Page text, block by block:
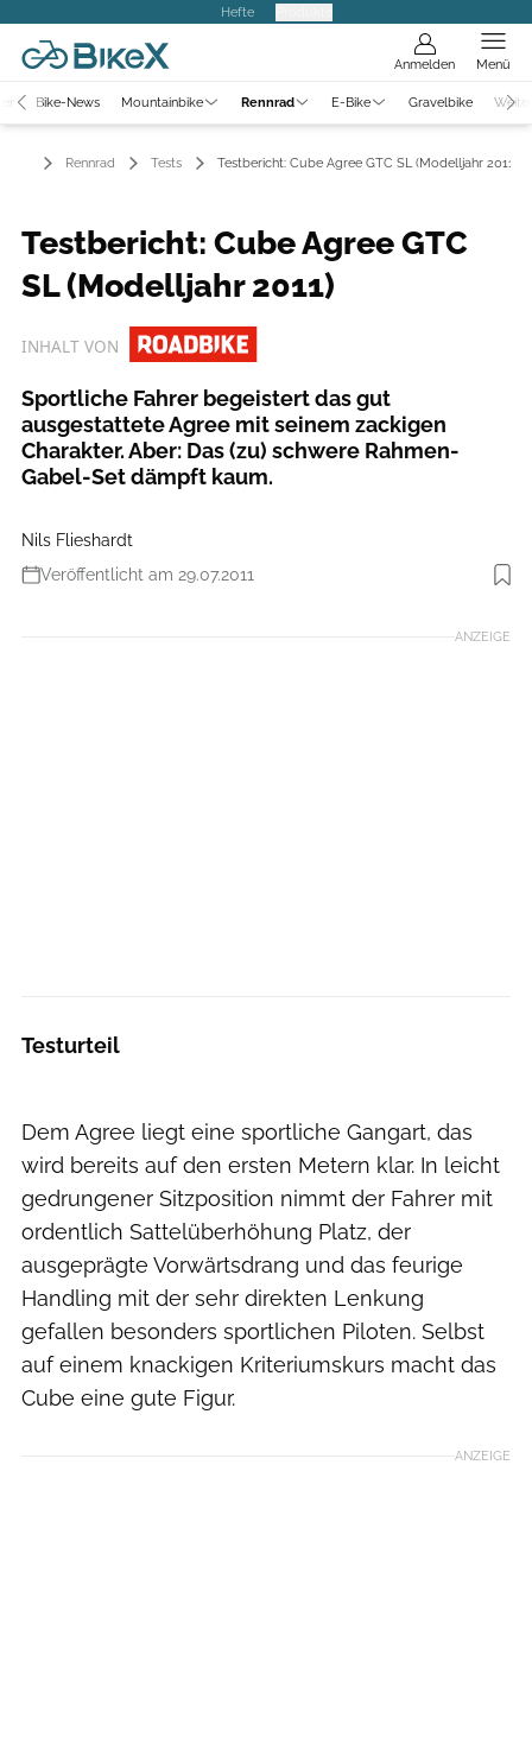
Hefte
Anmelden Menü
Bike-News Mountainbike Rennrad E-Bike Gravelbike
Rennrad Tests Testbericht: Cube Agree GTC SL (Modelljahr 2011)
Testbericht: Cube Agree GTC
SL (Modelljahr 2011)
INHALT VON
Sportliche Fahrer begeistert das gut
ausgestattete Agree mit seinem zackigen
Charakter. Aber: Das (zu) schwere Rahmen-
Gabel-Set dämpft kaum.
Nils Flieshardt
Veröffentlicht am 29.07.2011
Foto: Benjamin Hahn
ANZEIGE
Testurteil
Dem Agree liegt eine sportliche Gangart, das
wird bereits auf den ersten Metern klar. In leicht
gedrungener Sitzposition nimmt der Fahrer mit
ordentlich Sattelüberhöhung Platz, der
ausgeprägte Vorwärtsdrang und das feurige
Handling mit der sehr direkten Lenkung
gefallen besonders sportlichen Piloten. Selbst
auf einem knackigen Kriteriumskurs macht das
Cube eine gute Figur.
ANZEIGE